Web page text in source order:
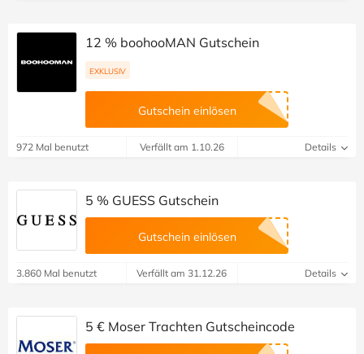
12 % boohooMAN Gutschein
EXKLUSIV
Gutschein einlösen
972 Mal benutzt Verfällt am 1.10.26 Details
5 % GUESS Gutschein
Gutschein einlösen
3.860 Mal benutzt Verfällt am 31.12.26 Details
5 € Moser Trachten Gutscheincode